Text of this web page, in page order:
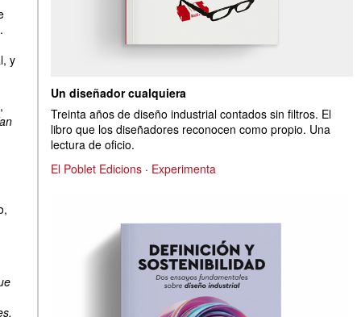
y
Un diseñador cualquiera
Treinta años de diseño industrial contados sin filtros. El
libro que los diseñadores reconocen como propio. Una
lectura de oficio.
El Poblet Edicions · Experimenta